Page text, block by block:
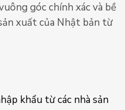
góc chính xác và bề
xuất của Nhật bản từ
khẩu từ các nhà sản